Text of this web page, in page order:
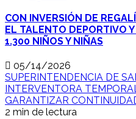
CON INVERSIÓN DE
EL TALENTO DEPORTIVO
1.300 NIÑOS Y NIÑAS
05/14/2026
SUPERINTENDENCIA DE
INTERVENTORA
GARANTIZAR
2 min de lectura